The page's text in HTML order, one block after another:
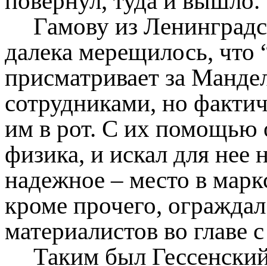
Гамову из
далека мерещилось, что
присматривает за
сотрудниками, но
им в рот. С их помощью
физика, и искал для нее
надежное – место в
кроме прочего,
материалистов во главе
Таким был